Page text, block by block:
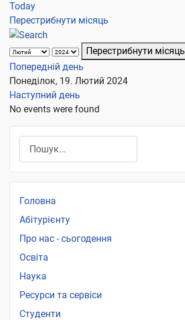
Today
Перестрибнути місяць
Перестрибнути місяць
Попередній день
Понеділок, 19. Лютий 2024
Наступний день
No events were found
Головна
Абітурієнту
Про нас - сьогодення
Освіта
Наука
Ресурси та сервіси
Студенти